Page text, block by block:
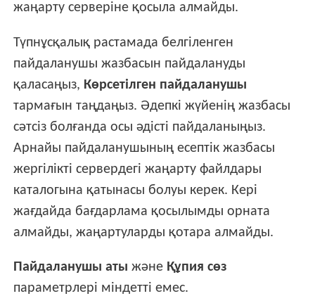
жаңарту серверіне қосыла алмайды.
Түпнұсқалық растамада белгіленген
пайдаланушы жазбасын пайдалануды
қаласаңыз, Көрсетілген пайдаланушы
тармағын таңдаңыз. Әдепкі жүйенің жазбасы
сәтсіз болғанда осы әдісті пайдаланыңыз.
Арнайы пайдаланушының есептік жазбасы
жергілікті сервердегі жаңарту файлдары
каталогына қатынасы болуы керек. Кері
жағдайда бағдарлама қосылымды орната
алмайды, жаңартуларды қотара алмайды.
Пайдаланушы аты және Құпия сөз
параметрлері міндетті емес.